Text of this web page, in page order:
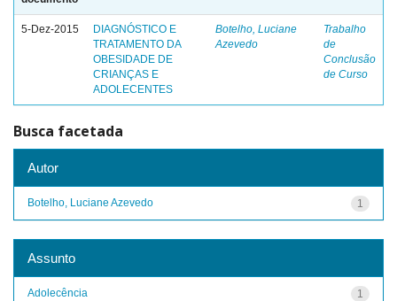
5-Dez-2015
DIAGNÓSTICO E
TRATAMENTO DA
OBESIDADE DE
CRIANÇAS E
ADOLECENTES
Botelho, Luciane
Azevedo
Trabalho
de
Conclusão
de Curso
Busca facetada
Autor
1
Botelho, Luciane Azevedo
Assunto
1
Adolecência